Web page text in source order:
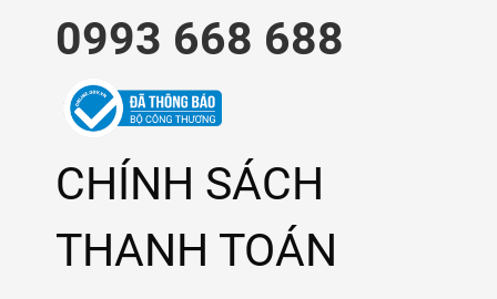
0993 668 688
CHÍNH SÁCH
THANH TOÁN